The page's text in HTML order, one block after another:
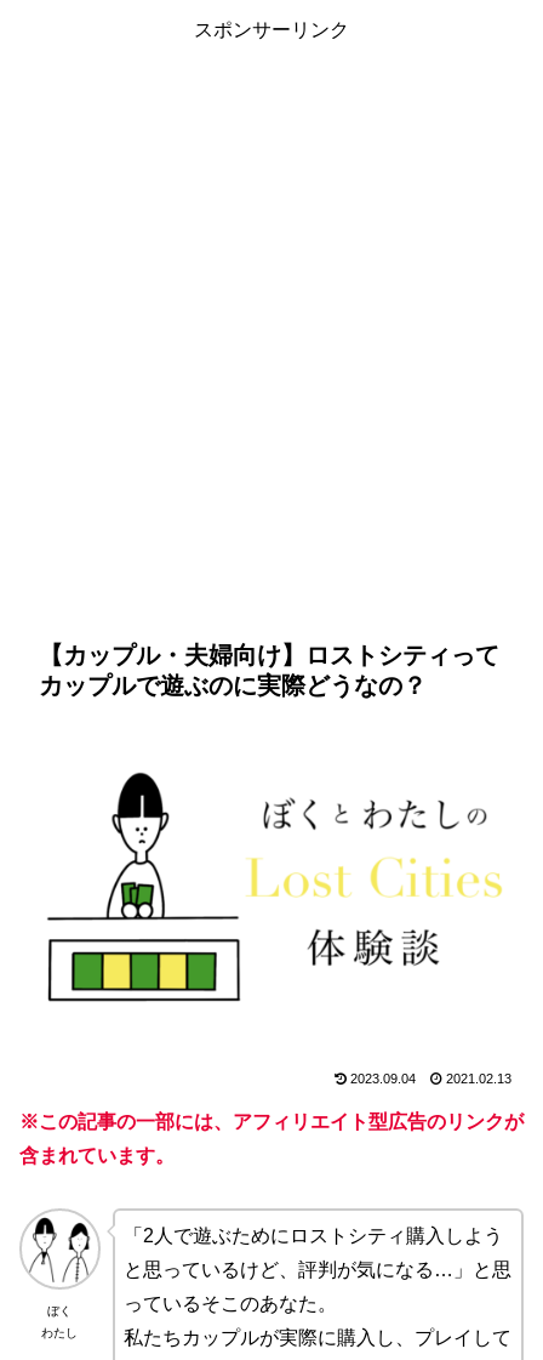
スポンサーリンク
【カップル・夫婦向け】ロストシティって
カップルで遊ぶのに実際どうなの？
2023.09.04 2021.02.13
※この記事の一部には、アフィリエイト型広告のリンクが
含まれています。
ぼく
わたし
「2人で遊ぶためにロストシティ購入しよう
と思っているけど、評判が気になる…」と思
っているそこのあなた。
私たちカップルが実際に購入し、プレイして